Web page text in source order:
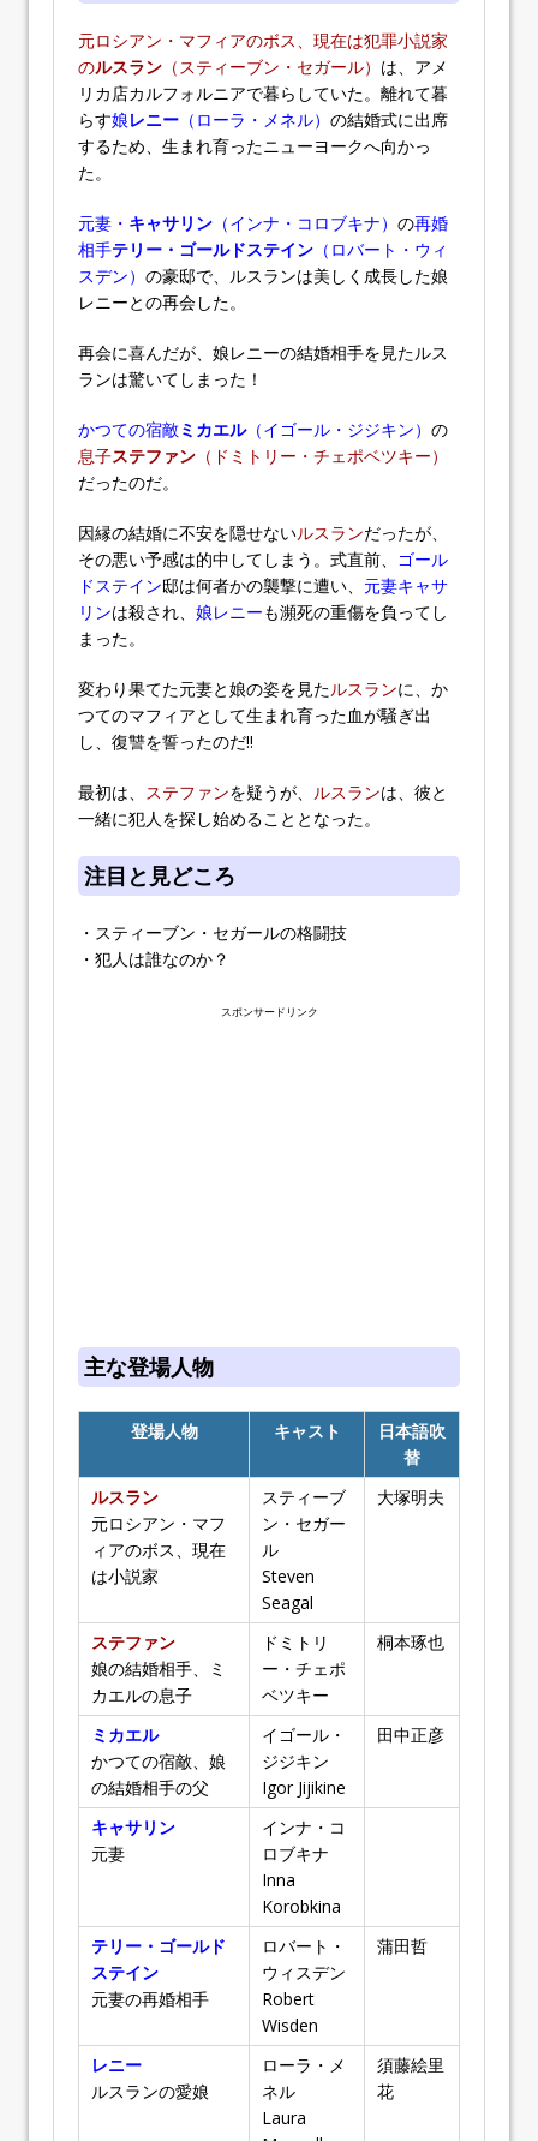
元ロシアン・マフィアのボス、現在は犯罪小説家
のルスラン （スティーブン・セガール） は、アメ
リカ店カルフォルニアで暮らしていた。離れて暮
らす娘レニー （ローラ・メネル） の結婚式に出席
するため、生まれ育ったニューヨークへ向かっ
た。
元妻・ キャサリン （インナ・コロブキナ） の再婚
相手テリー・ゴールドステイン （ロバート・ウィ
スデン） の豪邸で、ルスランは美しく成長した娘
レニーとの再会した。
再会に喜んだが、娘レニーの結婚相手を見たルス
ランは驚いてしまった！
かつての宿敵ミカエル（イゴール・ジジキン） の
息子ステファン （ドミトリー・チェポベツキー）
だったのだ。
因縁の結婚に不安を隠せないルスランだったが、
その悪い予感は的中してしまう。式直前、
ゴール
ドステイン邸は何者かの襲撃に遭い、 元妻キャサ
リンは殺され、 娘レニーも瀕死の重傷を負ってし
まった。
変わり果てた元妻と娘の姿を見たルスランに、か
つてのマフィアとして生まれ育った血が騒ぎ出
し、復讐を誓ったのだ!!
最初は、 ステファンを疑うが、 ルスランは、彼と
一緒に犯人を探し始めることとなった。
注目と見どころ
・スティーブン・セガールの格闘技
・犯人は誰なのか？
スポンサードリンク
主な登場人物
登場人物 キャスト
日本語吹
替
ルスラン
元ロシアン・マフ
ィアのボス、現在
は小説家
スティーブ
ン・セガー
ル
Steven
Seagal
大塚明夫
ステファン
娘の結婚相手、ミ
カエルの息子
ドミトリ
ー・チェポ
ベツキー
桐本琢也
ミカエル
かつての宿敵、娘
の結婚相手の父
イゴール・
ジジキン
Igor Jijikine
田中正彦
キャサリン
元妻
インナ・コ
ロブキナ
Inna
Korobkina
テリー・ゴールド
ステイン
元妻の再婚相手
ロバート・
ウィスデン
Robert
Wisden
蒲田哲
レニー
ルスランの愛娘
ローラ・メ
ネル
Laura
須藤絵里
花